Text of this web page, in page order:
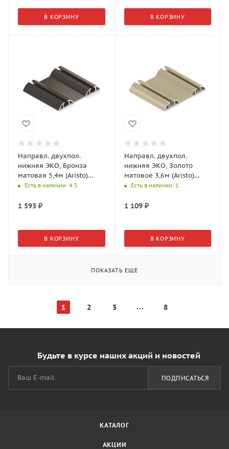
В КОРЗИНУ В КОРЗИНУ
Направл. двухпол.
нижняя ЭКО, Бронза
матовая 5,4м (Aristo)
AE0488.VP540.BZMAN.CJ
Есть в наличии: 4.5
1 593 ₽
В КОРЗИНУ
Направл. двухпол.
нижняя ЭКО, Золото
матовое 3,6м (Aristo)
AE0456.AP540.GLMAN.CJ
Есть в наличии: 1
1 109₽
В КОРЗИНУ
ПОКАЗАТЬ ЕЩЕ
1 2 3 8
Будьте в курсе наших акций и новостей
ПОДПИСАТЬСЯ
КАТАЛОГ
АКЦИИ